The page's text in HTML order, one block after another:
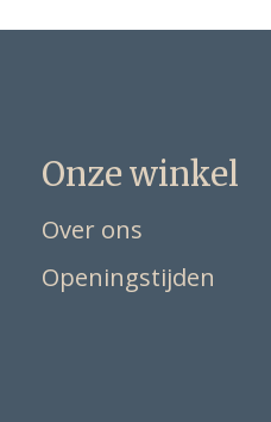
Onze winkel
Over ons
Openingstijden